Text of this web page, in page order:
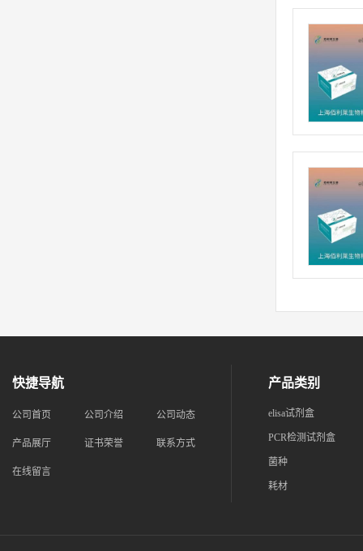
快捷导航
公司首页 公司介绍 公司动态
产品展厅 证书荣誉 联系方式
在线留言
产品类别
elisa试剂盒
PCR检测试剂盒
菌种
耗材